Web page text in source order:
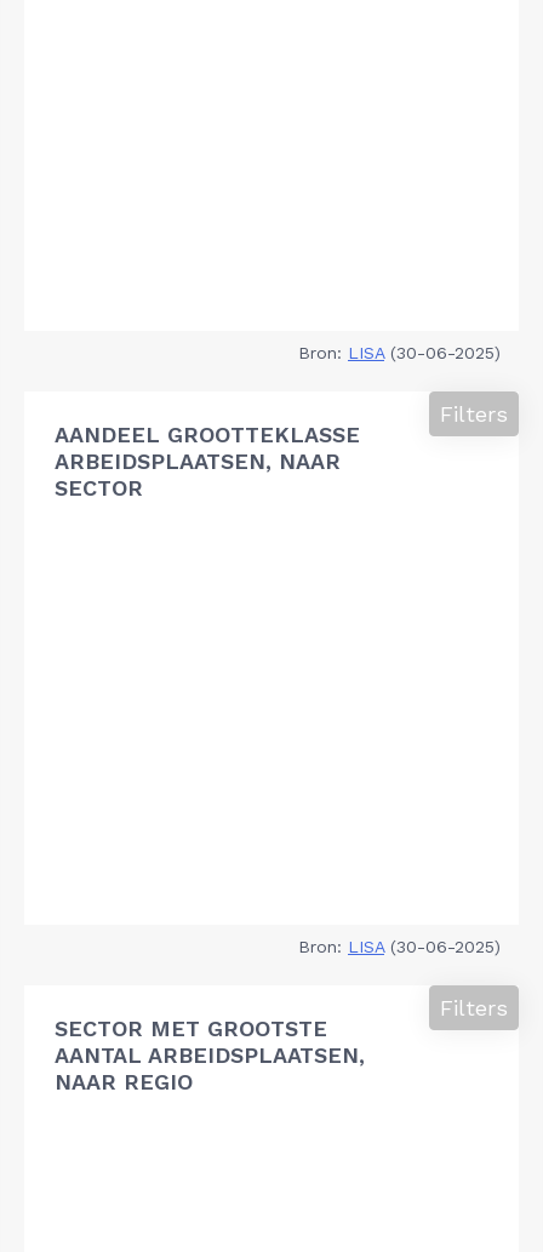
Bron: LISA(30-06-2025)
AANDEEL GROOTTEKLASSE
ARBEIDSPLAATSEN, NAAR
SECTOR
Filters
Bron: LISA(30-06-2025)
SECTOR MET GROOTSTE
AANTAL ARBEIDSPLAATSEN,
NAAR REGIO
Filters